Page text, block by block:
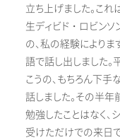
立ち上げました。これ
生ディビド・ロビン
の、私の経験によりま
語で話し出しました
こうの、もちろん下手
話しました。その半
勉強したことはなく、
受けただけでの来日